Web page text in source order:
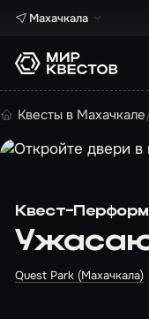
Махачкала
Квесты в Махачкале
Квест-
Quest Park (Махачкала)